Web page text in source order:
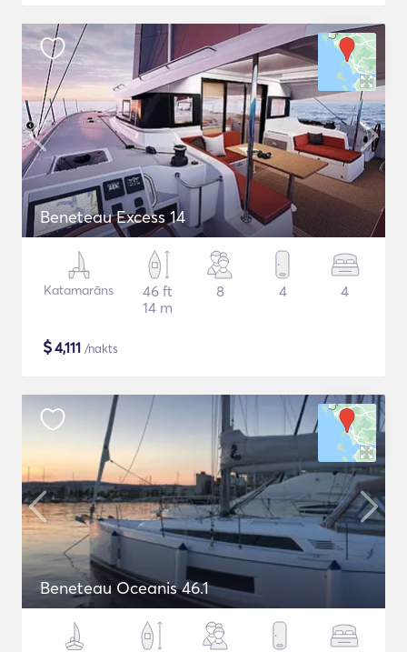
Beneteau Excess 14
Katamarāns
46 ft
14 m
8 4 4
$4,111 /nakts
Beneteau Oceanis 46.1